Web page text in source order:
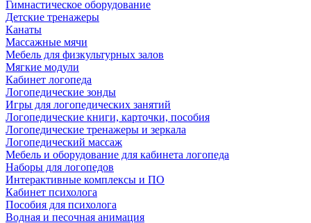
Гимнастическое оборудование
Детские тренажеры
Канаты
Массажные мячи
Мебель для физкультурных залов
Мягкие модули
Кабинет логопеда
Логопедические зонды
Игры для логопедических занятий
Логопедические книги, карточки, пособия
Логопедические тренажеры и зеркала
Логопедический массаж
Мебель и оборудование для кабинета логопеда
Наборы для логопедов
Интерактивные комплексы и ПО
Кабинет психолога
Пособия для психолога
Водная и песочная анимация